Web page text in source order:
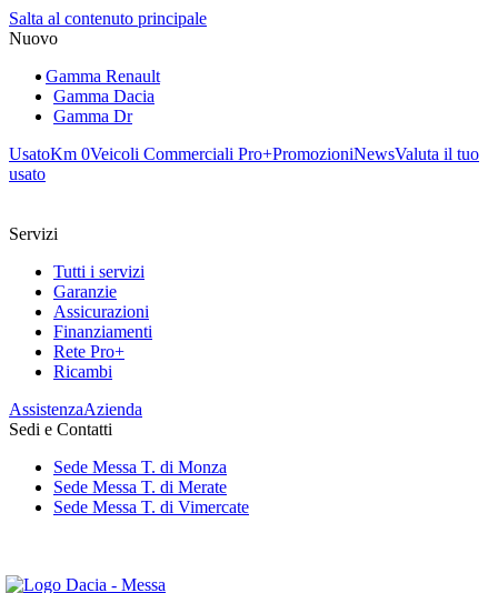
Salta al contenuto principale
Nuovo
Gamma Renault
Gamma Dacia
Gamma Dr
UsatoKm 0Veicoli Commerciali Pro+PromozioniNewsValuta il tuo
usato
Servizi
Tutti i servizi
Garanzie
Assicurazioni
Finanziamenti
Rete Pro+
Ricambi
AssistenzaAzienda
Sedi e Contatti
Sede Messa T. di Monza
Sede Messa T. di Merate
Sede Messa T. di Vimercate